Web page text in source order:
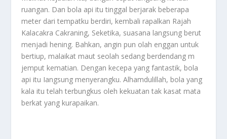
ruangan. Dan bola api itu tinggal berjarak beberapa
meter dari tempatku berdiri, kembali rapalkan Rajah
Kalacakra Cakraning, Seketika, suasana langsung berut
menjadi hening. Bahkan, angin pun olah enggan untuk
bertiup, malaikat maut seolah sedang berdendang m
jemput kematian. Dengan kecepa yang fantastik, bola
api itu Iangsung menyerangku. Alhamdulillah, bola yang
kala itu telah terbungkus oleh kekuatan tak kasat mata
berkat yang kurapaikan.